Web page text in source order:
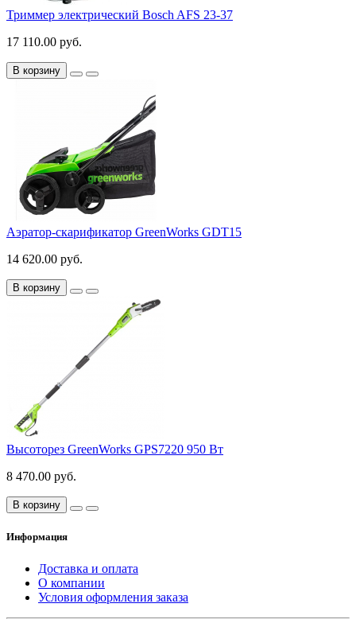
Триммер электрический Bosch AFS 23-37
17 110.00 руб.
В корзину
Аэратор-скарификатор GreenWorks GDT15
14 620.00 руб.
В корзину
Высоторез GreenWorks GPS7220 950 Вт
8 470.00 руб.
В корзину
Информация
Доставка и оплата
О компании
Условия оформления заказа